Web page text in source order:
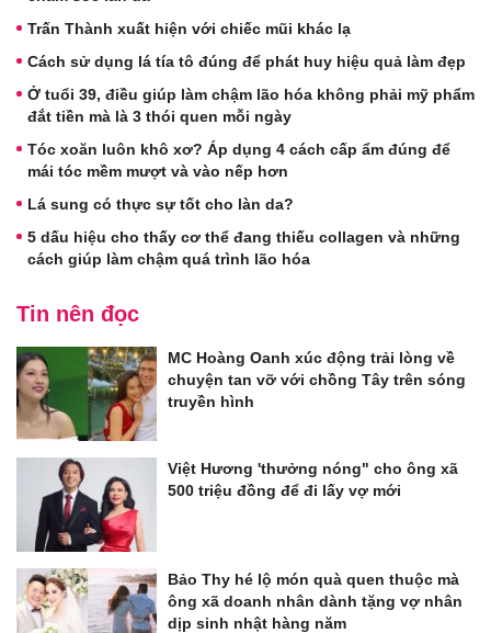
Trấn Thành xuất hiện với chiếc mũi khác lạ
Cách sử dụng lá tía tô đúng để phát huy hiệu quả làm đẹp
Ở tuổi 39, điều giúp làm chậm lão hóa không phải mỹ phẩm
đắt tiền mà là 3 thói quen mỗi ngày
Tóc xoăn luôn khô xơ? Áp dụng 4 cách cấp ẩm đúng để
mái tóc mềm mượt và vào nếp hơn
Lá sung có thực sự tốt cho làn da?
5 dấu hiệu cho thấy cơ thể đang thiếu collagen và những
cách giúp làm chậm quá trình lão hóa
Tin nên đọc
MC Hoàng Oanh xúc động trải lòng về
chuyện tan vỡ với chồng Tây trên sóng
truyền hình
Việt Hương 'thưởng nóng" cho ông xã
500 triệu đồng để đi lấy vợ mới
Bảo Thy hé lộ món quà quen thuộc mà
ông xã doanh nhân dành tặng vợ nhân
dịp sinh nhật hàng năm